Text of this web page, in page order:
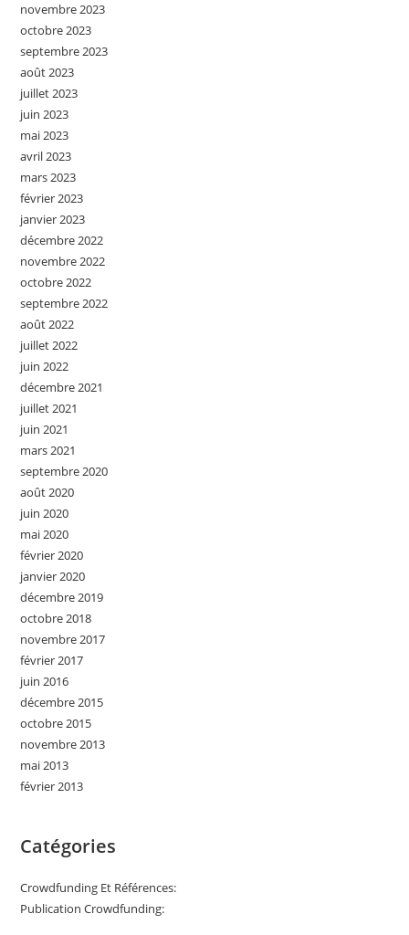
novembre 2023
octobre 2023
septembre 2023
août 2023
juillet 2023
juin 2023
mai 2023
avril 2023
mars 2023
février 2023
janvier 2023
décembre 2022
novembre 2022
octobre 2022
septembre 2022
août 2022
juillet 2022
juin 2022
décembre 2021
juillet 2021
juin 2021
mars 2021
septembre 2020
août 2020
juin 2020
mai 2020
février 2020
janvier 2020
décembre 2019
octobre 2018
novembre 2017
février 2017
juin 2016
décembre 2015
octobre 2015
novembre 2013
mai 2013
février 2013
Catégories
Crowdfunding Et Références:
Publication Crowdfunding: